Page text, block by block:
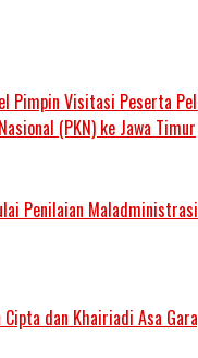
Pimpin Visitasi Peserta
(PKN) ke Jawa Timur
Penilaian
dan Khairiadi Asa